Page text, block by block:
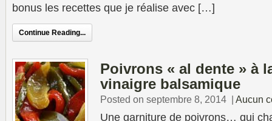
bonus les recettes que je réalise avec […]
Continue Reading...
Poivrons « al dente » à
vinaigre balsamique
Posted on septembre 8, 2014 | Aucun
Une garniture de poivrons… qui